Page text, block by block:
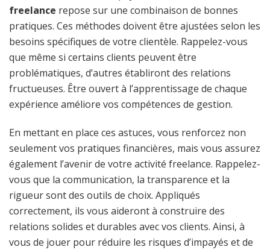
freelance repose sur une combinaison de bonnes
pratiques. Ces méthodes doivent être ajustées selon les
besoins spécifiques de votre clientèle. Rappelez-vous
que même si certains clients peuvent être
problématiques, d’autres établiront des relations
fructueuses. Être ouvert à l’apprentissage de chaque
expérience améliore vos compétences de gestion.
En mettant en place ces astuces, vous renforcez non
seulement vos pratiques financières, mais vous assurez
également l’avenir de votre activité freelance. Rappelez-
vous que la communication, la transparence et la
rigueur sont des outils de choix. Appliqués
correctement, ils vous aideront à construire des
relations solides et durables avec vos clients. Ainsi, à
vous de jouer pour réduire les risques d’impayés et de